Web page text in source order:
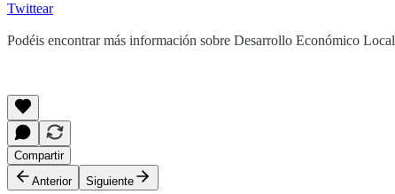
Twittear
Podéis encontrar más información sobre Desarrollo Económico Local
Compartir
Anterior
Siguiente